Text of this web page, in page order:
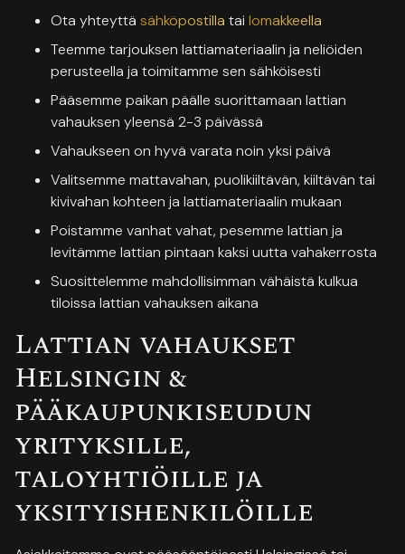
Ota yhteyttä sähköpostilla tai lomakkeella
Teemme tarjouksen lattiamateriaalin ja neliöiden
perusteella ja toimitamme sen sähköisesti
Pääsemme paikan päälle suorittamaan lattian
vahauksen yleensä 2-3 päivässä
Vahaukseen on hyvä varata noin yksi päivä
Valitsemme mattavahan, puolikiiltävän, kiiltävän tai
kivivahan kohteen ja lattiamateriaalin mukaan
Poistamme vanhat vahat, pesemme lattian ja
levitämme lattian pintaan kaksi uutta vahakerrosta
Suosittelemme mahdollisimman vähäistä kulkua
tiloissa lattian vahauksen aikana
Lattian vahaukset
Helsingin &
pääkaupunkiseudun
yrityksille,
taloyhtiöille ja
yksityishenkilöille